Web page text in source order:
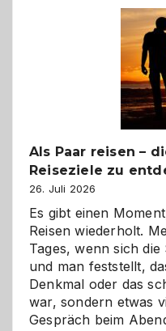
Als Paar reisen –
Reiseziele zu
26. Juli 2026
Es gibt einen
Reisen wiederholt.
Tages, wenn sich
und man feststellt,
Denkmal oder das
war, sondern etwas
Gespräch beim